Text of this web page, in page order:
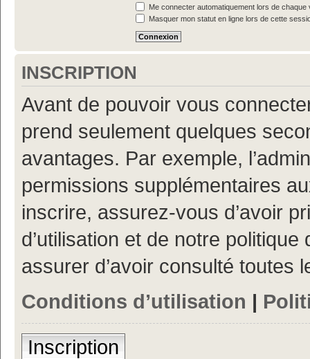
Me connecter automatiquement lors de chaque
Masquer mon statut en ligne lors de cette
INSCRIPTION
Avant de pouvoir vous
prend seulement quelques
avantages. Par exemple,
permissions supplémentaires
inscrire, assurez-vous d’avoir
d’utilisation et de notre
assurer d’avoir consulté toutes
Conditions d’utilisation |
Inscription